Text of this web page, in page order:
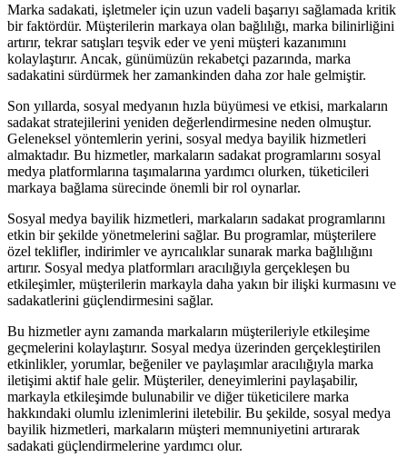
Marka sadakati, işletmeler için uzun vadeli başarıyı sağlamada kritik
bir faktördür. Müşterilerin markaya olan bağlılığı, marka bilinirliğini
artırır, tekrar satışları teşvik eder ve yeni müşteri kazanımını
kolaylaştırır. Ancak, günümüzün rekabetçi pazarında, marka
sadakatini sürdürmek her zamankinden daha zor hale gelmiştir.
Son yıllarda, sosyal medyanın hızla büyümesi ve etkisi, markaların
sadakat stratejilerini yeniden değerlendirmesine neden olmuştur.
Geleneksel yöntemlerin yerini, sosyal medya bayilik hizmetleri
almaktadır. Bu hizmetler, markaların sadakat programlarını sosyal
medya platformlarına taşımalarına yardımcı olurken, tüketicileri
markaya bağlama sürecinde önemli bir rol oynarlar.
Sosyal medya bayilik hizmetleri, markaların sadakat programlarını
etkin bir şekilde yönetmelerini sağlar. Bu programlar, müşterilere
özel teklifler, indirimler ve ayrıcalıklar sunarak marka bağlılığını
artırır. Sosyal medya platformları aracılığıyla gerçekleşen bu
etkileşimler, müşterilerin markayla daha yakın bir ilişki kurmasını ve
sadakatlerini güçlendirmesini sağlar.
Bu hizmetler aynı zamanda markaların müşterileriyle etkileşime
geçmelerini kolaylaştırır. Sosyal medya üzerinden gerçekleştirilen
etkinlikler, yorumlar, beğeniler ve paylaşımlar aracılığıyla marka
iletişimi aktif hale gelir. Müşteriler, deneyimlerini paylaşabilir,
markayla etkileşimde bulunabilir ve diğer tüketicilere marka
hakkındaki olumlu izlenimlerini iletebilir. Bu şekilde, sosyal medya
bayilik hizmetleri, markaların müşteri memnuniyetini artırarak
sadakati güçlendirmelerine yardımcı olur.